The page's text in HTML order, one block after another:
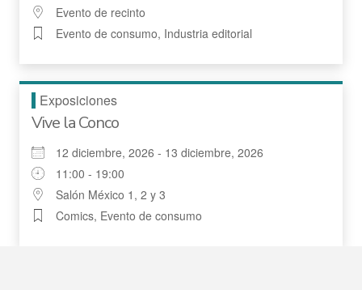
Evento de recinto
Evento de consumo, Industria editorial
Exposiciones
Vive la Conco
12 diciembre, 2026 - 13 diciembre, 2026
11:00 - 19:00
Salón México 1, 2 y 3
Comics, Evento de consumo